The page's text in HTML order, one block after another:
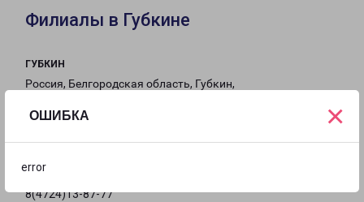
ОШИБКА
error
×
Филиалы в Губкине
ГУБКИН
Россия, Белгородская область, Губкин,
на карте
8(4724)13-87-77